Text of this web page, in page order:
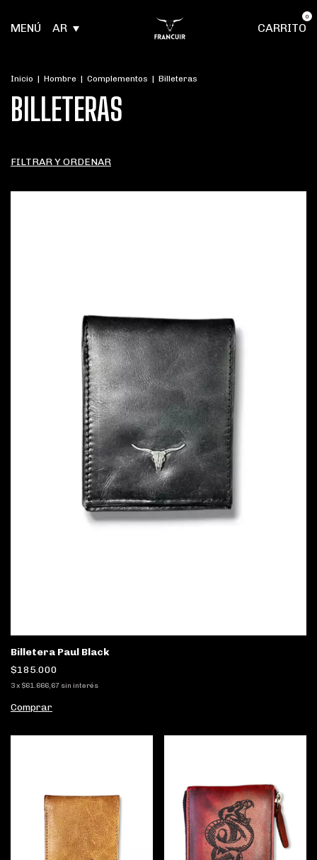
MENÚ AR CARRITO
0
Inicio | Hombre | Complementos | Billeteras
BILLETERAS
FILTRAR Y ORDENAR
Billetera Paul Black
$185.000
3x $61.666,67 sin interés
Comprar